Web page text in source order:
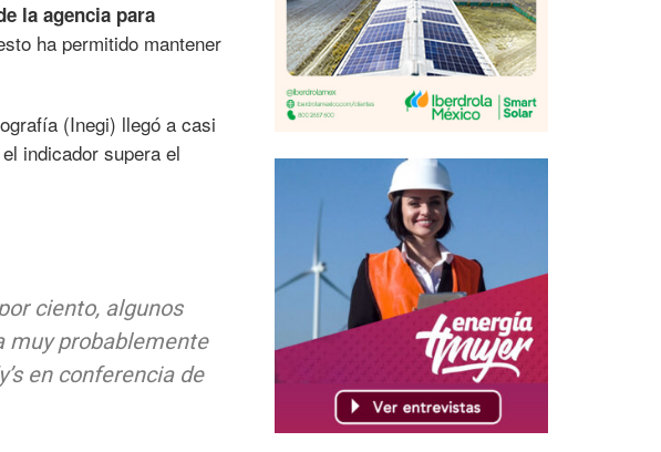
la agencia para
ha permitido mantener
(Inegi) llegó a casi
indicador supera el
ciento, algunos
muy probablemente
en conferencia de